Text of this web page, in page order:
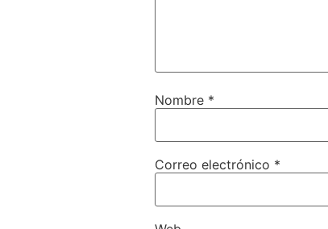
Nombre *
Correo electrónico *